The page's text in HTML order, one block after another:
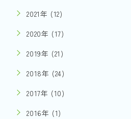
2021年 (12)
2020年 (17)
2019年 (21)
2018年 (24)
2017年 (10)
2016年 (1)